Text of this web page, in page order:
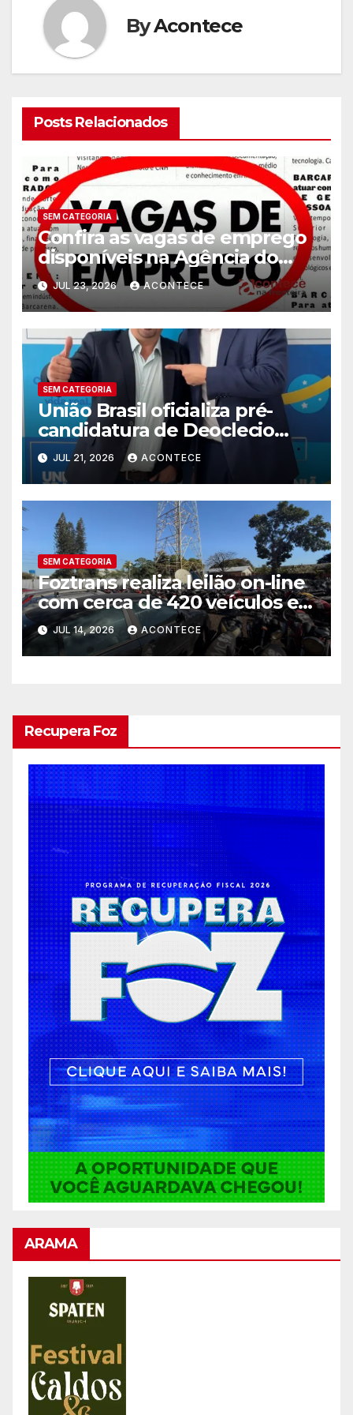
ByAcontece
Posts Relacionados
SEM CATEGORIA
Confira as vagas de emprego
disponíveis na Agência do
Trabalhador
JUL 23, 2026 ACONTECE
SEM CATEGORIA
União Brasil oficializa pré-
candidatura de Deoclecio
Duarte a deputado estadual
JUL 21, 2026 ACONTECE
SEM CATEGORIA
Foztrans realiza leilão on-line
com cerca de 420 veículos e
sucatas
JUL 14, 2026 ACONTECE
Recupera Foz
ARAMA